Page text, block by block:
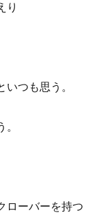
り
つも思う。
ローバーを持つ